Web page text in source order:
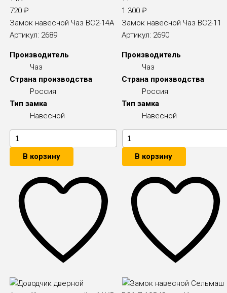
720₽
Замок навесной Чаз ВС2-14А
Артикул: 2689
Производитель
Чаз
Страна производства
Россия
Тип замка
Навесной
В корзину
1 300₽
Замок навесной Чаз ВС2-11
Артикул: 2690
Производитель
Чаз
Страна производства
Россия
Тип замка
Навесной
В корзину